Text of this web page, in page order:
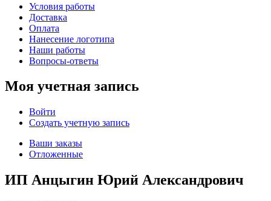
Условия работы
Доставка
Оплата
Нанесение логотипа
Наши работы
Вопросы-ответы
Моя учетная запись
Войти
Создать учетную запись
Ваши заказы
Отложенные
ИП Анцыгин Юрий Александрович